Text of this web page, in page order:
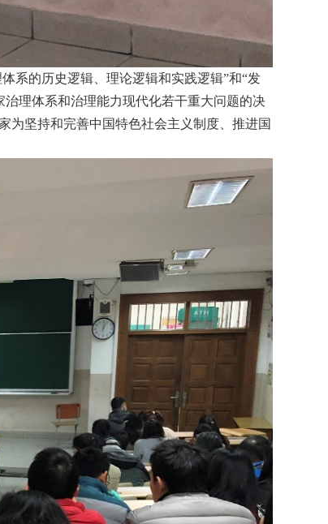
系的历史逻辑、理论逻辑和实践逻辑”和“发
理体系和治理能力现代化若干重大问题的决
为坚持和完善中国特色社会主义制度、推进国